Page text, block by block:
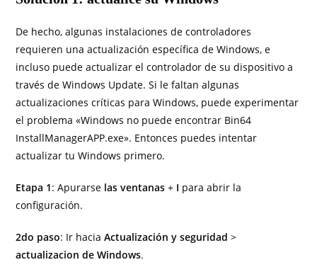
De hecho, algunas instalaciones de controladores
requieren una actualización específica de Windows, e
incluso puede actualizar el controlador de su dispositivo a
través de Windows Update. Si le faltan algunas
actualizaciones críticas para Windows, puede experimentar
el problema «Windows no puede encontrar Bin64
InstallManagerAPP.exe». Entonces puedes intentar
actualizar tu Windows primero.
Etapa 1: Apurarse las ventanas + I para abrir la
configuración.
2do paso: Ir haciaActualización y seguridad >
actualizacion de Windows.